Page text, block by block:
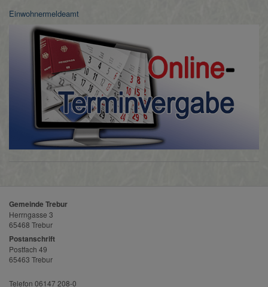
Einwohnermeldeamt
Gemeinde Trebur
Herrngasse 3
65468 Trebur
Postanschrift
Postfach 49
65463 Trebur
Telefon 06147 208-0